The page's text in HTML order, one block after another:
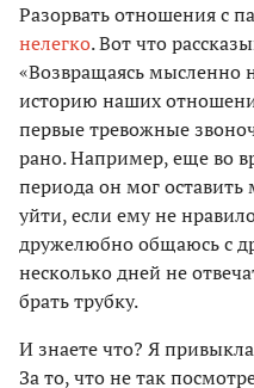
Разорвать отношения с
нелегко. Вот что
«Возвращаясь мысленно
историю наших
первые тревожные
рано. Например, еще во
периода он мог
уйти, если ему не
дружелюбно общаюсь с
несколько дней не
брать трубку.
И знаете что? Я
За то, что не так